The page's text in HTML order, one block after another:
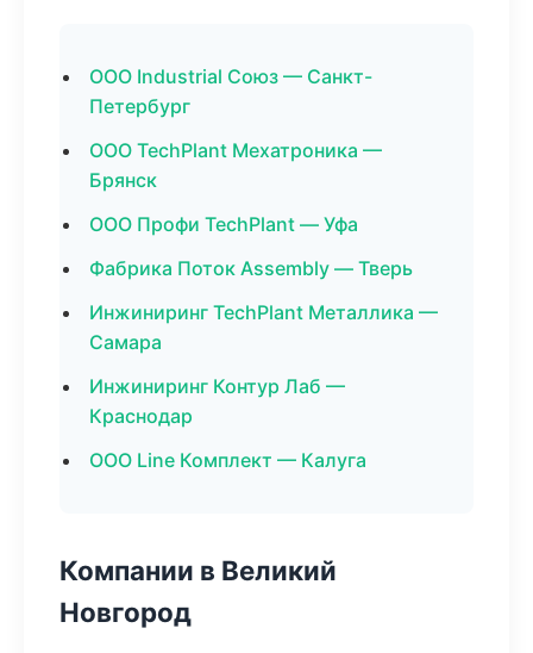
ООО Industrial Союз — Санкт-
Петербург
ООО TechPlant Мехатроника —
Брянск
ООО Профи TechPlant — Уфа
Фабрика Поток Assembly — Тверь
Инжиниринг TechPlant Металлика —
Самара
Инжиниринг Контур Лаб —
Краснодар
ООО Line Комплект — Калуга
Компании в Великий
Новгород